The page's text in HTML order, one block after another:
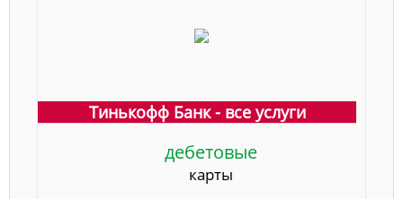
Тинькофф Банк - все услуги
дебетовые
карты